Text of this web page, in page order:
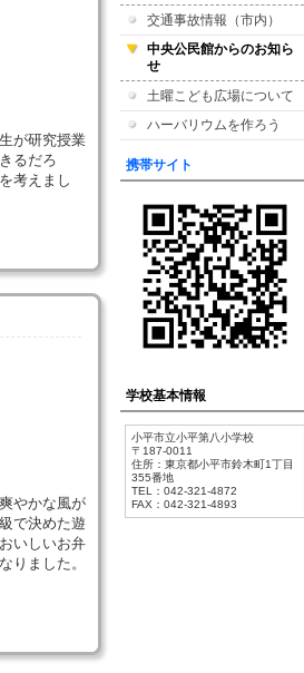
が研究授業
るだろ
考えまし
やかな風が
で決めた遊
いしいお弁
りました。
交通事故情報（市内）
中央公民館からのお知ら
せ
土曜こども広場について
ハーバリウムを作ろう
携帯サイト
学校基本情報
小平市立小平第八小学校
〒187-0011
住所：東京都小平市鈴木町1丁目
355番地
TEL：042-321-4872
FAX：042-321-4893